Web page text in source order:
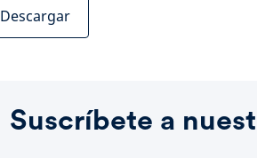
Descargar
Suscríbete a